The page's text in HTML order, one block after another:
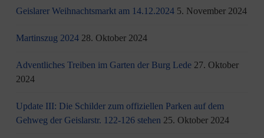
Geislarer Weihnachtsmarkt am 14.12.2024 5. November 2024
Martinszug 2024 28. Oktober 2024
Adventliches Treiben im Garten der Burg Lede 27. Oktober
2024
Update III: Die Schilder zum offiziellen Parken auf dem
Gehweg der Geislarstr. 122-126 stehen 25. Oktober 2024